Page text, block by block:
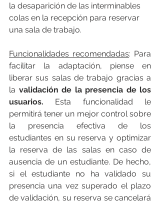
la desaparición de las interminables
colas en la recepción para reservar
una sala de trabajo.
Funcionalidades recomendadas: Para
facilitar la adaptación, piense en
liberar sus salas de trabajo gracias a
la validación de la presencia de los
usuarios. Esta funcionalidad le
permitirá tener un mejor control sobre
la presencia efectiva de los
estudiantes en su reserva y optimizar
la reserva de las salas en caso de
ausencia de un estudiante. De hecho,
si el estudiante no ha validado su
presencia una vez superado el plazo
de validación, su reserva se cancelará